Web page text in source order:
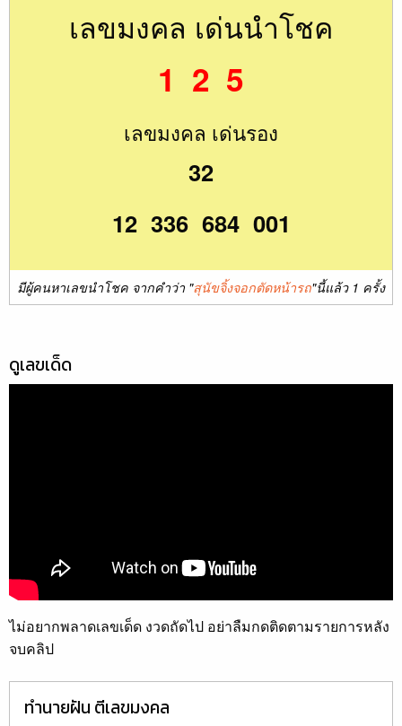
เลขมงคล เด่นนำโชค
1 2 5
เลขมงคล เด่นรอง
32
12 336 684 001
มีผู้คนหาเลขนำโชค จากคำว่า "สุนัขจิ้งจอกตัดหน้ารถ"นี้แล้ว 1 ครั้ง
ดูเลขเด็ด
ไม่อยากพลาดเลขเด็ด งวดถัดไป อย่าลืมกดติดตามรายการหลัง
จบคลิป
ทำนายฝัน ตีเลขมงคล